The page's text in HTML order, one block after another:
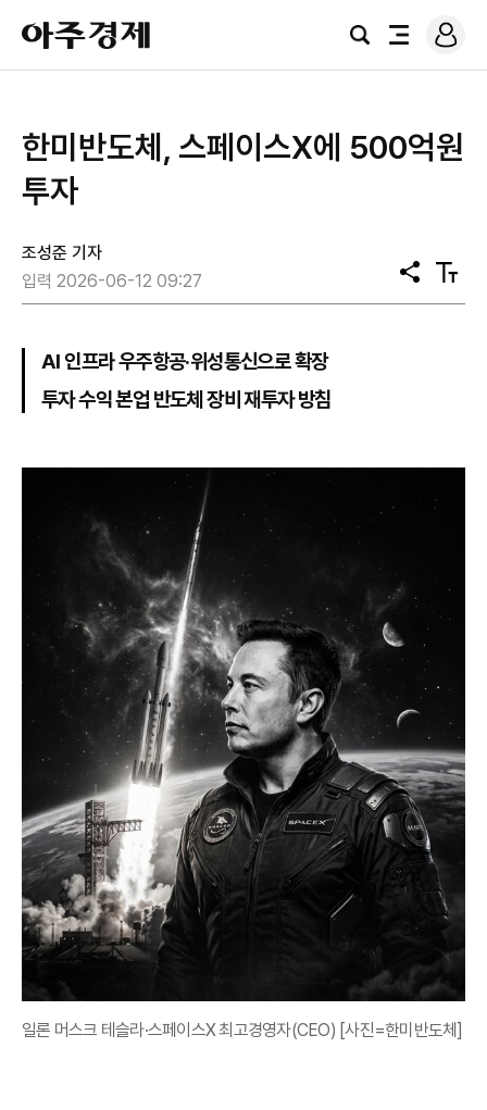
아
주
경
검
전
로
그
한미반도체, 스페이스X에 500억원
투자
조성준 기자
입력 2026-06-12 09:27
공
유
텍
스
AI 인프라 우주항공·위성통신으로 확장
투자 수익 본업 반도체 장비 재투자 방침
일론 머스크 테슬라·스페이스X 최고경영자(CEO) [사진=한미반도체]